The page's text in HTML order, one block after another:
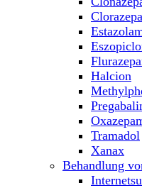
Halcion
Tramadol
Xanax
Behandlung